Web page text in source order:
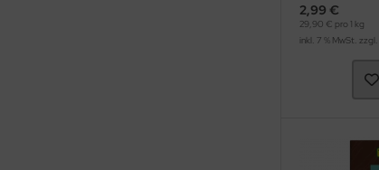
2,99 €
29,90 € pro 1 kg
inkl. 7 % MwSt. zzgl.